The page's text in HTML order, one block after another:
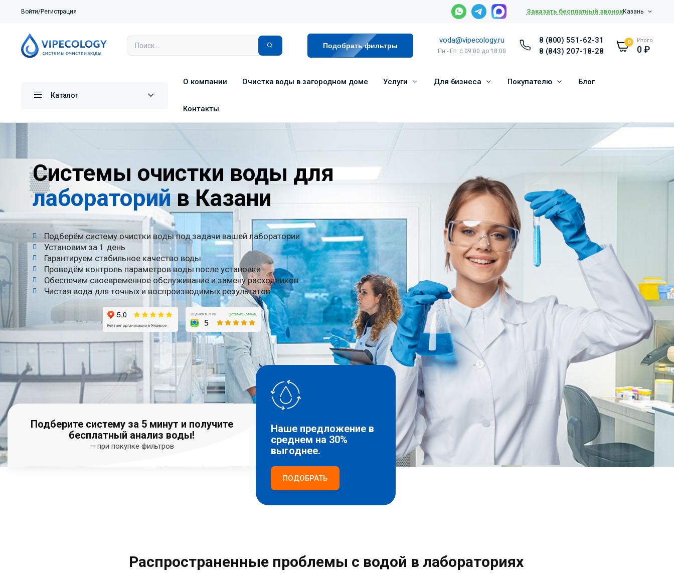
Войти/Регистрация Заказать бесплатный звонокКазань
Подобрать фильтры
voda@vipecology.ru
Пн - Пт: с 09:00 до 18:00
8 (800) 551-62-31
8 (843) 207-18-28
0 Итого
0₽
Каталог
О компании Очистка воды в загородном доме Услуги Для бизнеса Покупателю Блог
Контакты
Системы очистки воды для
лабораторийв Казани
Подберём систему очистки воды под задачи вашей лаборатории
Установим за 1 день
Гарантируем стабильное качество воды
Проведём контроль параметров воды после установки
Обеспечим своевременное обслуживание и замену расходников
Чистая вода для точных и воспроизводимых результатов
Подберите систему за 5 минут и получите
бесплатный анализ воды!
— при покупке фильтров
Наше предложение в
среднем на 30%
выгоднее.
ПОДОБРАТЬ
Распространенные проблемы с водой в лабораториях